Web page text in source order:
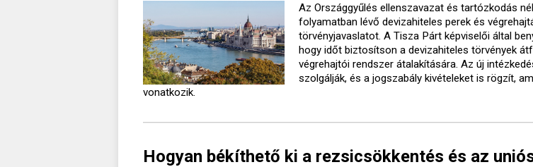
Az Országgyűlés ellenszavazat és tartózkodás
folyamatban lévő devizahiteles perek és
törvényjavaslatot. A Tisza Párt képviselői által
hogy időt biztosítson a devizahiteles törvények
végrehajtói rendszer átalakítására. Az új
szolgálják, és a jogszabály kivételeket is rögzít,
vonatkozik.
Hogyan békíthető ki a rezsicsökkentés és az